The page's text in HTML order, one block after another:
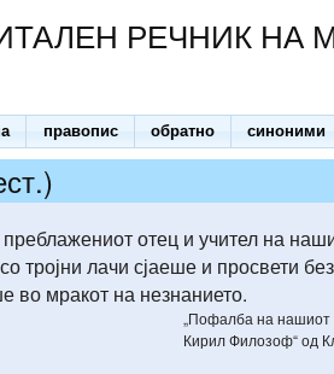
РЕЧНИК НА
правопис обратно синоними
отец и учител на
тројни лачи сјаеше и просвети
во мракот на незнанието.
„Пофалба на нашиот
Кирил Филозоф“ од